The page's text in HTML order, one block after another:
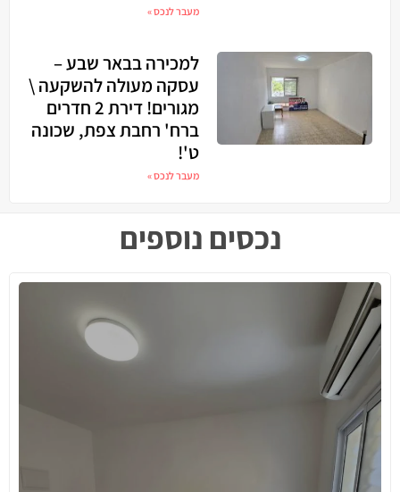
מעבר לנכס »
למכירה בבאר שבע –
עסקה מעולה להשקעה \
מגורים! דירת 2 חדרים
ברח' רחבת צפת, שכונה
ט'!
מעבר לנכס »
נכסים נוספים